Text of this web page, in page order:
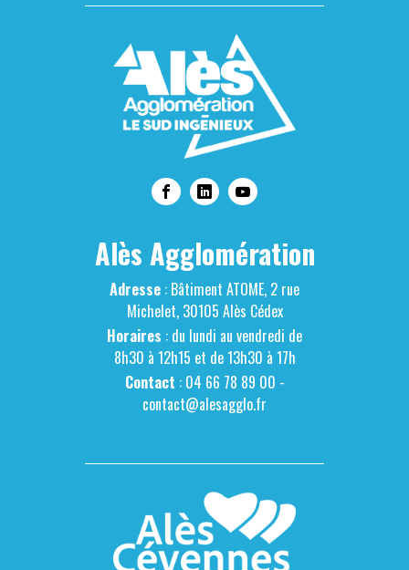
Alès Agglomération
Adresse : Bâtiment ATOME, 2 rue
Michelet, 30105 Alès Cédex
Horaires : du lundi au vendredi de
8h30 à 12h15 et de 13h30 à 17h
Contact : 04 66 78 89 00 -
contact@alesagglo.fr